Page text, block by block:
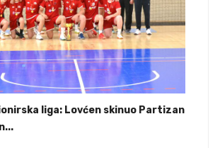
liga: Lovćen skinuo Partizan